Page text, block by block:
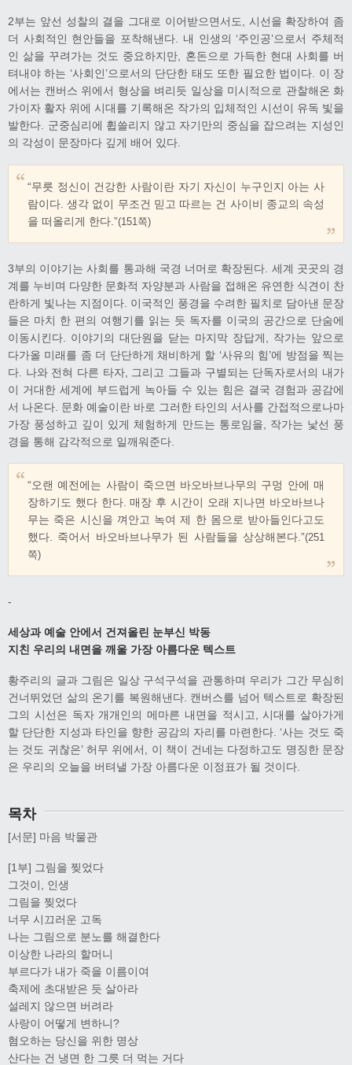
2부는 앞선 성찰의 결을 그대로 이어받으면서도, 시선을 확장하여 좀
더 사회적인 현안들을 포착해낸다. 내 인생의 ‘주인공’으로서 주체적
인 삶을 꾸려가는 것도 중요하지만, 혼돈으로 가득한 현대 사회를 버
텨내야 하는 ‘사회인’으로서의 단단한 태도 또한 필요한 법이다. 이 장
에서는 캔버스 위에서 형상을 벼리듯 일상을 미시적으로 관찰해온 화
가이자 활자 위에 시대를 기록해온 작가의 입체적인 시선이 유독 빛을
발한다. 군중심리에 휩쓸리지 않고 자기만의 중심을 잡으려는 지성인
의 각성이 문장마다 깊게 배어 있다.
“무릇 정신이 건강한 사람이란 자기 자신이 누구인지 아는 사
람이다. 생각 없이 무조건 믿고 따르는 건 사이비 종교의 속성
을 떠올리게 한다.”(151쪽)
​3부의 이야기는 사회를 통과해 국경 너머로 확장된다. 세계 곳곳의 경
계를 누비며 다양한 문화적 자양분과 사람을 접해온 유연한 식견이 찬
란하게 빛나는 지점이다. 이국적인 풍경을 수려한 필치로 담아낸 문장
들은 마치 한 편의 여행기를 읽는 듯 독자를 이국의 공간으로 단숨에
이동시킨다. 이야기의 대단원을 닫는 마지막 장답게, 작가는 앞으로
다가올 미래를 좀 더 단단하게 채비하게 할 ‘사유의 힘’에 방점을 찍는
다. 나와 전혀 다른 타자, 그리고 그들과 구별되는 단독자로서의 내가
이 거대한 세계에 부드럽게 녹아들 수 있는 힘은 결국 경험과 공감에
서 나온다. 문화 예술이란 바로 그러한 타인의 서사를 간접적으로나마
가장 풍성하고 깊이 있게 체험하게 만드는 통로임을, 작가는 낯선 풍
경을 통해 감각적으로 일깨워준다.
“오랜 예전에는 사람이 죽으면 바오바브나무의 구멍 안에 매
장하기도 했다 한다. 매장 후 시간이 오래 지나면 바오바브나
무는 죽은 시신을 껴안고 녹여 제 한 몸으로 받아들인다고도
했다. 죽어서 바오바브나무가 된 사람들을 상상해본다.”(251
쪽)
-
세상과 예술 안에서 건져올린 눈부신 박동
지친 우리의 내면을 깨울 가장 아름다운 텍스트
황주리의 글과 그림은 일상 구석구석을 관통하며 우리가 그간 무심히
건너뛰었던 삶의 온기를 복원해낸다. 캔버스를 넘어 텍스트로 확장된
그의 시선은 독자 개개인의 메마른 내면을 적시고, 시대를 살아가게
할 단단한 지성과 타인을 향한 공감의 자리를 마련한다. ‘사는 것도 죽
는 것도 귀찮은’ 허무 위에서, 이 책이 건네는 다정하고도 명징한 문장
은 우리의 오늘을 버텨낼 가장 아름다운 이정표가 될 것이다.
목차
[서문] 마음 박물관
[1부] 그림을 찢었다
그것이, 인생
그림을 찢었다
너무 시끄러운 고독
나는 그림으로 분노를 해결한다
이상한 나라의 할머니
부르다가 내가 죽을 이름이여
축제에 초대받은 듯 살아라
설레지 않으면 버려라
사랑이 어떻게 변하니?
혐오하는 당신을 위한 명상
산다는 건 냉면 한 그릇 더 먹는 거다